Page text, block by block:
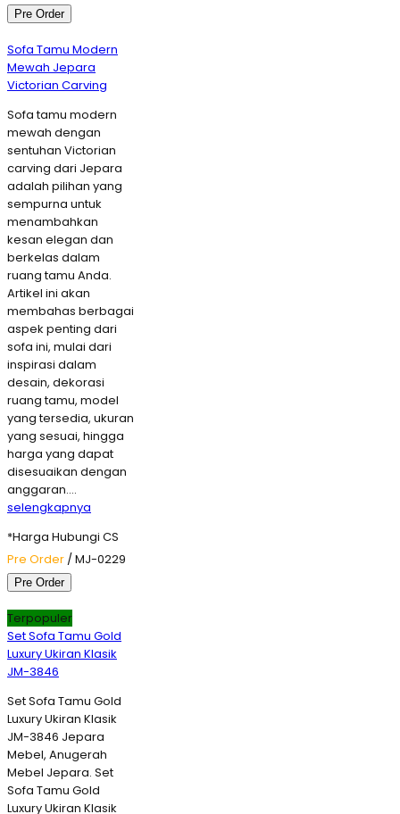
Pre Order
Sofa Tamu Modern
Mewah Jepara
Victorian Carving
Sofa tamu modern
mewah dengan
sentuhan Victorian
carving dari Jepara
adalah pilihan yang
sempurna untuk
menambahkan
kesan elegan dan
berkelas dalam
ruang tamu Anda.
Artikel ini akan
membahas berbagai
aspek penting dari
sofa ini, mulai dari
inspirasi dalam
desain, dekorasi
ruang tamu, model
yang tersedia, ukuran
yang sesuai, hingga
harga yang dapat
disesuaikan dengan
anggaran….
selengkapnya
*Harga Hubungi CS
Pre Order / MJ-0229
Pre Order
Terpopuler
Set Sofa Tamu Gold
Luxury Ukiran Klasik
JM-3846
Set Sofa Tamu Gold
Luxury Ukiran Klasik
JM-3846 Jepara
Mebel, Anugerah
Mebel Jepara. Set
Sofa Tamu Gold
Luxury Ukiran Klasik